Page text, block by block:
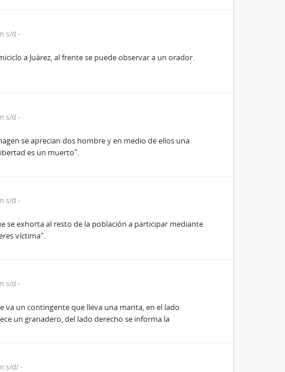
s/d
a Juárez, al frente se puede observar a un orador.
s/d
se aprecian dos hombre y en medio de ellos una
es un muerto".
s/d
se exhorta al resto de la población a participar mediante
víctima".
s/d
va un contingente que lleva una manta, en el lado
un granadero, del lado derecho se informa la
s/d/